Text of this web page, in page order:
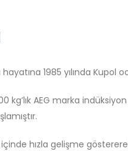
1985 yılında Kupol
kg’lık AEG marka
hızla gelişme